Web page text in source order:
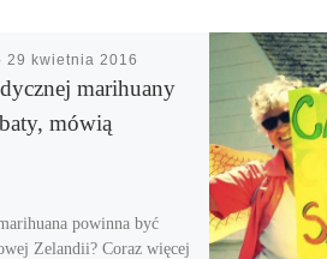
29 kwietnia 2016
marihuany
mówią
powinna być
Zelandii? Coraz więcej